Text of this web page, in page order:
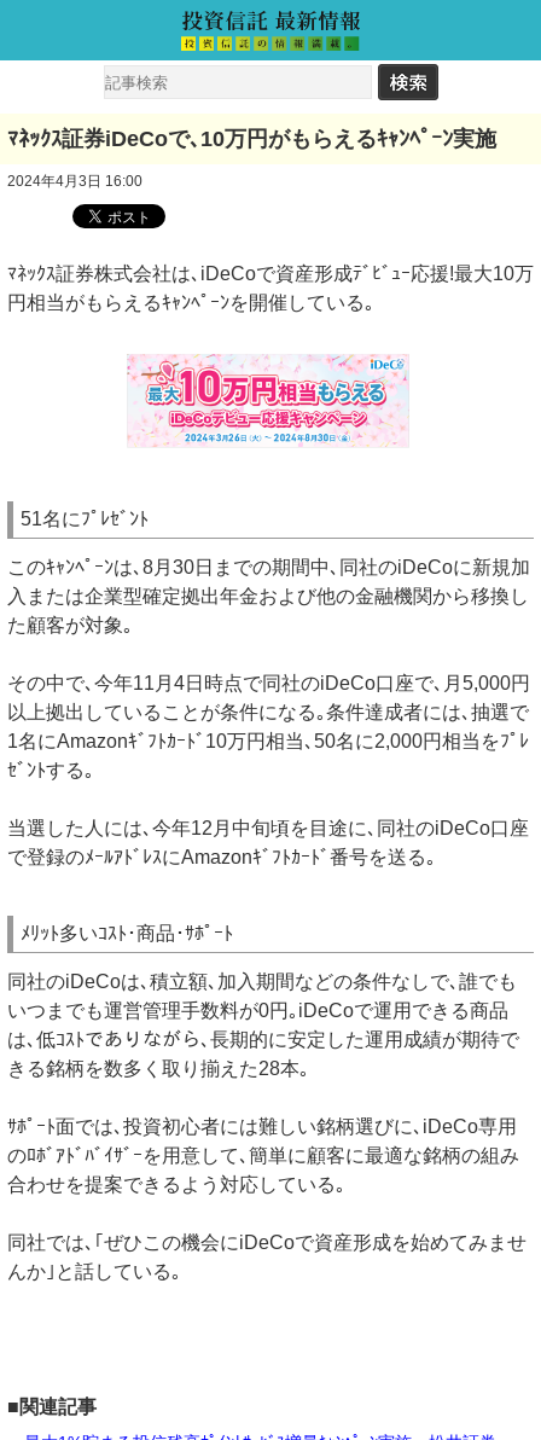
ﾏﾈｯｸｽ証券iDeCoで､10万円がもらえるｷｬﾝﾍﾟｰﾝ実施
2024年4月3日 16:00
ﾏﾈｯｸｽ証券株式会社は､iDeCoで資産形成ﾃﾞﾋﾞｭｰ応援!最大10万
円相当がもらえるｷｬﾝﾍﾟｰﾝを開催している｡
51名にﾌﾟﾚｾﾞﾝﾄ
このｷｬﾝﾍﾟｰﾝは､8月30日までの期間中､同社のiDeCoに新規加
入または企業型確定拠出年金および他の金融機関から移換し
た顧客が対象｡
その中で､今年11月4日時点で同社のiDeCo口座で､月5,000円
以上拠出していることが条件になる｡条件達成者には､抽選で
1名にAmazonｷﾞﾌﾄｶｰﾄﾞ10万円相当､50名に2,000円相当をﾌﾟﾚ
ｾﾞﾝﾄする｡
当選した人には､今年12月中旬頃を目途に､同社のiDeCo口座
で登録のﾒｰﾙｱﾄﾞﾚｽにAmazonｷﾞﾌﾄｶｰﾄﾞ番号を送る｡
ﾒﾘｯﾄ多いｺｽﾄ･商品･ｻﾎﾟｰﾄ
同社のiDeCoは､積立額､加入期間などの条件なしで､誰でも
いつまでも運営管理手数料が0円｡iDeCoで運用できる商品
は､低ｺｽﾄでありながら､長期的に安定した運用成績が期待で
きる銘柄を数多く取り揃えた28本｡
ｻﾎﾟｰﾄ面では､投資初心者には難しい銘柄選びに､iDeCo専用
のﾛﾎﾞｱﾄﾞﾊﾞｲｻﾞｰを用意して､簡単に顧客に最適な銘柄の組み
合わせを提案できるよう対応している｡
同社では､｢ぜひこの機会にiDeCoで資産形成を始めてみませ
んか｣と話している｡
■関連記事